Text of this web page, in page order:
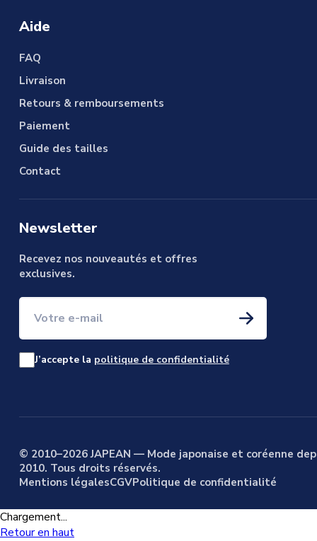
Aide
FAQ
Livraison
Retours & remboursements
Paiement
Guide des tailles
Contact
Newsletter
Recevez nos nouveautés et offres
exclusives.
Votre e-mail
J’accepte la politique de confidentialité
© 2010–2026 JAPEAN — Mode japonaise et coréenne
2010. Tous droits réservés.
Mentions légalesCGVPolitique de confidentialité
Chargement...
Retour en haut